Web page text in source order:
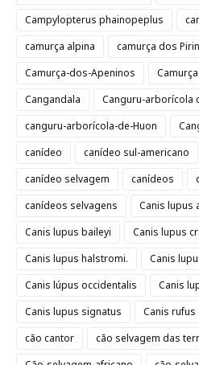
Campylopterus phainopeplus
camurça alpina
camurça dos
Camurça-dos-Apeninos
Cangandala
Canguru-arborícola
canguru-arborícola-de-Huon
canídeo
canídeo sul-americano
canídeo selvagem
canídeos
canídeos selvagens
Canis lupus
Canis lupus baileyi
Canis lupus
Canis lupus halstromi.
Canis
Canis lúpus occidentalis
Canis
Canis lupus signatus
Canis rufus
cão cantor
cão selvagem das